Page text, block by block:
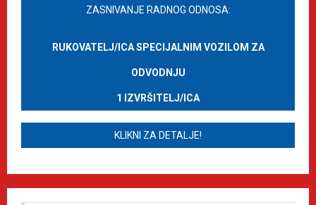
ZASNIVANJE RADNOG ODNOSA:
RUKOVATELJ/ICA SPECIJALNIM VOZILOM ZA
ODVODNJU
1 IZVRŠITELJ/ICA
KLIKNI ZA DETALJE!